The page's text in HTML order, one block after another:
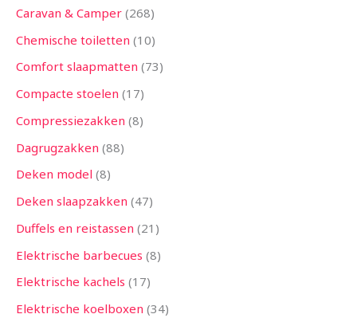
Caravan & Camper 268
Chemische toiletten 10
Comfort slaapmatten 73
Compacte stoelen 17
Compressiezakken 8
Dagrugzakken 88
Deken model 8
Deken slaapzakken 47
Duffels en reistassen 21
Elektrische barbecues 8
Elektrische kachels 17
Elektrische koelboxen 34